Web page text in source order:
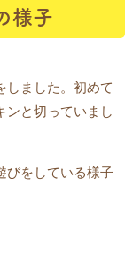
様子
しました。初めて
ンと切っていまし
びをしている様子